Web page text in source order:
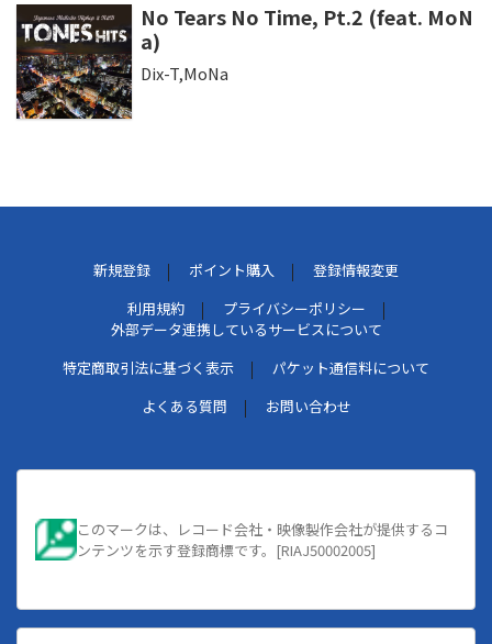
No Tears No Time, Pt.2 (feat. MoN
a)
Dix-T,MoNa
新規登録 ポイント購入
登録情報変更
利用規約
プライバシーポリシー
外部データ連携しているサービスについて
特定商取引法に基づく表示
パケット通信料について
よくある質問
お問い合わせ
このマークは、レコード会社・映像製作会社が提供するコ
ンテンツを示す登録商標です。[RIAJ50002005]